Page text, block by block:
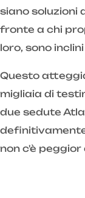
siano soluzioni
fronte a chi
loro, sono
Questo
migliaia di
due sedute
definitivamente
non c'è peggior